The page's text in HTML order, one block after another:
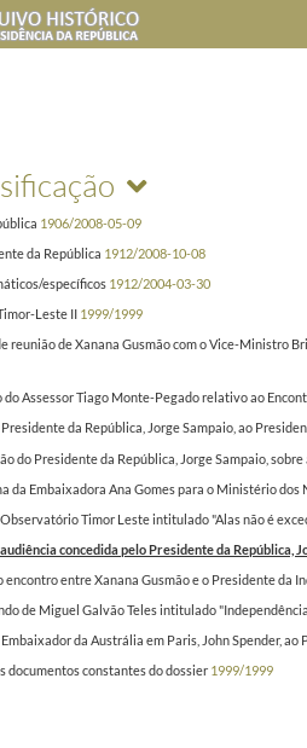
1906/2008-05-09
da República 1912/2008-10-08
específicos 1912/2004-03-30
Leste II 1999/1999
reunião de Xanana Gusmão com o Vice-Ministro
do Assessor Tiago Monte-Pegado relativo ao
da República, Jorge Sampaio, ao
do Presidente da República, Jorge Sampaio,
da Embaixadora Ana Gomes para o Ministério dos
Timor Leste intitulado "Alas não é
concedida pelo Presidente da República,
encontro entre Xanana Gusmão e o Presidente da
de Miguel Galvão Teles intitulado
da Austrália em Paris, John Spender,
documentos constantes do dossier 1999/1999